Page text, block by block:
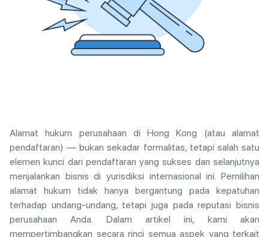
Alamat hukum perusahaan di Hong Kong (atau alamat
pendaftaran) — bukan sekadar formalitas, tetapi salah satu
elemen kunci dari pendaftaran yang sukses dan selanjutnya
menjalankan bisnis di yurisdiksi internasional ini. Pemilihan
alamat hukum tidak hanya bergantung pada kepatuhan
terhadap undang-undang, tetapi juga pada reputasi bisnis
perusahaan Anda. Dalam artikel ini, kami akan
mempertimbangkan secara rinci semua aspek yang terkait